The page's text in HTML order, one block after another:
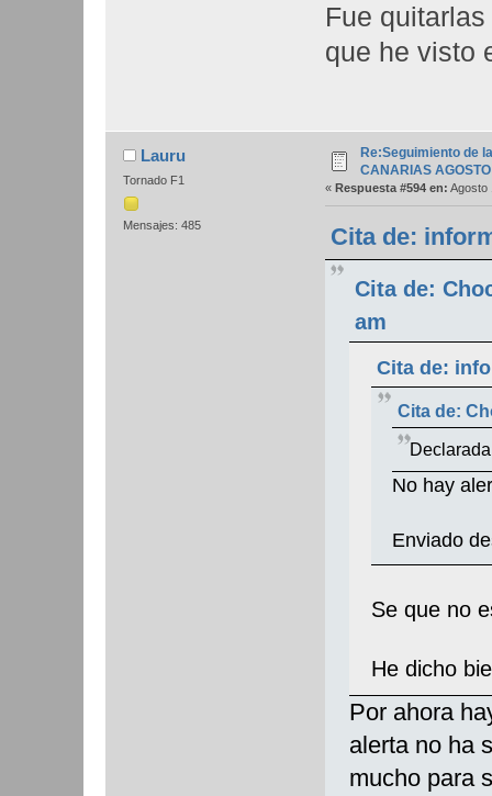
Fue
que he visto
Lauru
Tornado F1
Mensajes: 485
Re:Seguimiento de
CANARIAS
« Respuesta #594 en: Agosto
Cita de:
Cita de:
am
Cita de:
Cita de:
No hay
Enviado
Se que no
He dicho
Por ahora
alerta no ha
mucho para